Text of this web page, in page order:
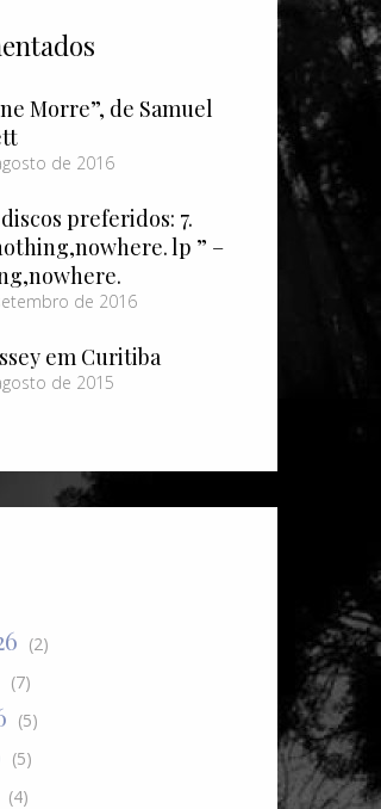
Morre”, de Samuel
de 2016
preferidos: 7.
lp ” –
de 2016
em Curitiba
de 2015
(2)
(7)
(5)
(5)
(4)